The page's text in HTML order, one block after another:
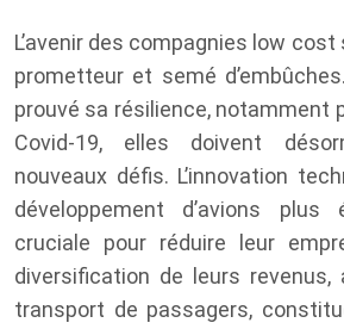
L’avenir des compagnies low cost
prometteur et semé
prouvé sa résilience, notamment
Covid-19, elles doivent
nouveaux défis. L’innovation
développement d’avions plus
cruciale pour réduire leur
diversification de leurs revenus,
transport de passagers,